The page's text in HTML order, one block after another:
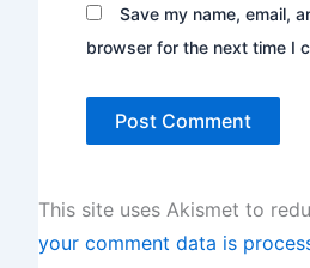
Save my name, email,
browser for the next time I
This site uses Akismet to
your comment data is